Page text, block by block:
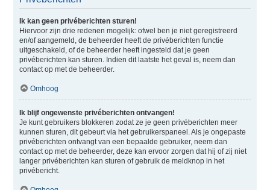
Ik kan geen privéberichten sturen!
Hiervoor zijn drie redenen mogelijk: ofwel ben je niet geregistreerd
en/of aangemeld, de beheerder heeft de privéberichten functie
uitgeschakeld, of de beheerder heeft ingesteld dat je geen
privéberichten kan sturen. Indien dit laatste het geval is, neem dan
contact op met de beheerder.
Omhoog
Ik blijf ongewenste privéberichten ontvangen!
Je kunt gebruikers blokkeren zodat ze je geen privéberichten meer
kunnen sturen, dit gebeurt via het gebruikerspaneel. Als je ongepaste
privéberichten ontvangt van een bepaalde gebruiker, neem dan
contact op met de beheerder, deze kan ervoor zorgen dat hij of zij niet
langer privéberichten kan sturen of gebruik de meldknop in het
privébericht.